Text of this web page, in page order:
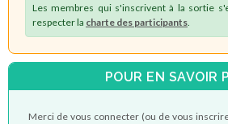
Les membres qui s'inscrivent à la sortie
respecter la charte des participants
POUR EN SAVOIR
Merci de vous connecter (ou de vous